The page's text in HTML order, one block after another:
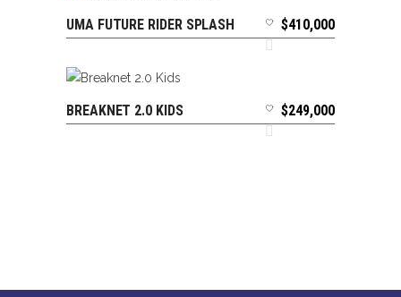
SELECCIONAR OPCIONES
UMA FUTURE RIDER SPLASH $410,000
SELECCIONAR OPCIONES
BREAKNET 2.0 KIDS $249,000